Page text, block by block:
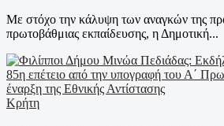
Με στόχο την κάλυψη των αναγκών της
πρωτοβάθμιας εκπαίδευσης, η Δημοτική...
Κρήτη